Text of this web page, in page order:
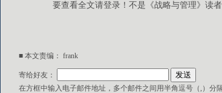
要查看全文请登录！不是《战略与管理》读
■ 本文责编： frank
寄给好友：
在方框中输入电子邮件地址，多个邮件之间用半角逗号（,）分隔